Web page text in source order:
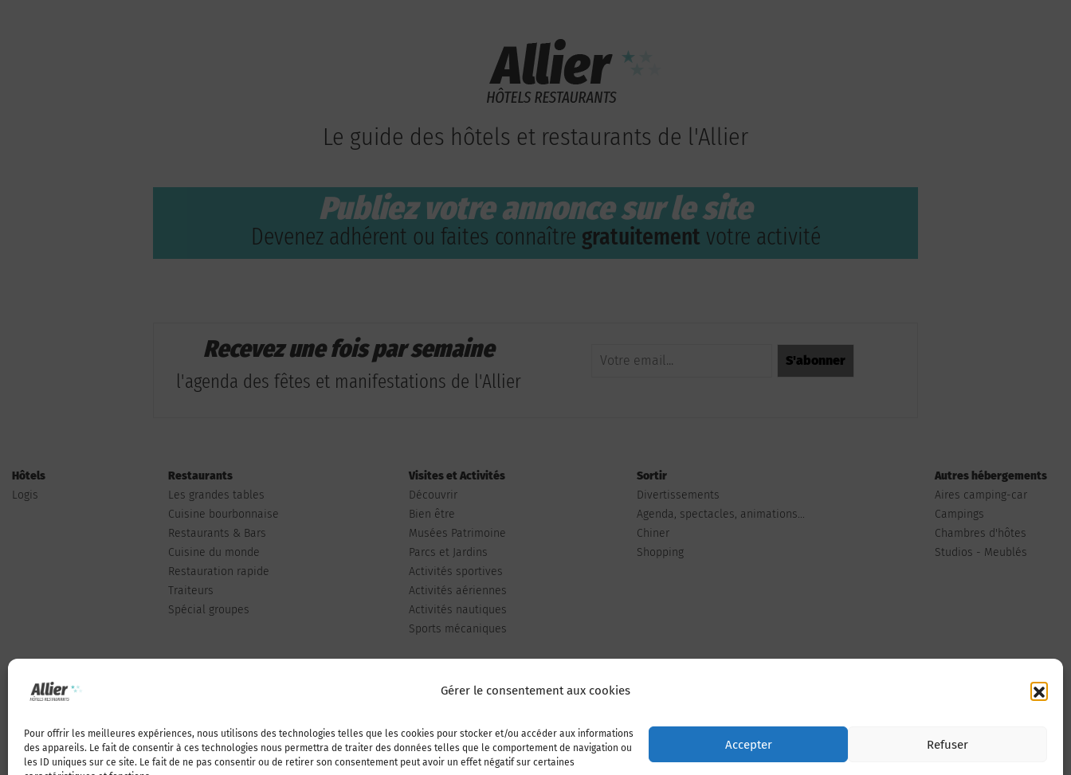
Gérer le consentement aux cookies
Pour offrir les meilleures expériences, nous utilisons des technologies telles que les cookies pour stocker et/ou accéder aux informations
des appareils. Le fait de consentir à ces technologies nous permettra de traiter des données telles que le comportement de navigation ou
les ID uniques sur ce site. Le fait de ne pas consentir ou de retirer son consentement peut avoir un effet négatif sur certaines
Accepter Refuser
Le guide des hôtels et restaurants de l'Allier
Publiez votre annonce sur le site
Devenez adhérent ou faites connaître gratuitement votre activité
Recevez une fois par semaine
l'agenda des fêtes et manifestations de l'Allier
Hôtels
Logis
Restaurants
Les grandes tables
Cuisine bourbonnaise
Restaurants & Bars
Cuisine du monde
Restauration rapide
Traiteurs
Spécial groupes
Visites et Activités
Découvrir
Bien être
Musées Patrimoine
Parcs et Jardins
Activités sportives
Activités aériennes
Activités nautiques
Sports mécaniques
Sortir
Divertissements
Agenda, spectacles, animations...
Chiner
Shopping
Autres hébergements
Aires camping-car
Campings
Chambres d'hôtes
Studios - Meublés
Qui sommes-nous Publiez votre annonce Adhérer à l’association Nous contacter